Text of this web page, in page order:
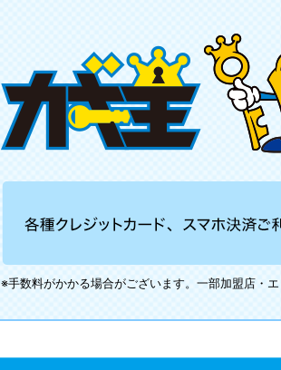
※手数料がかかる場合がございます。一部加盟店・